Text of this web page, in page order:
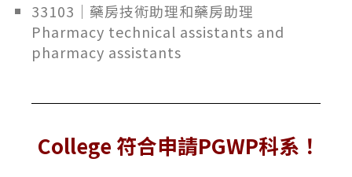
33103｜藥房技術助理和藥房助理
Pharmacy technical assistants and
pharmacy assistants
College 符合申請PGWP科系！